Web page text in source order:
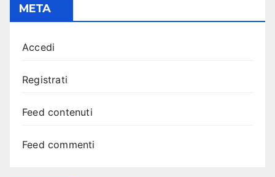
META
Accedi
Registrati
Feed contenuti
Feed commenti